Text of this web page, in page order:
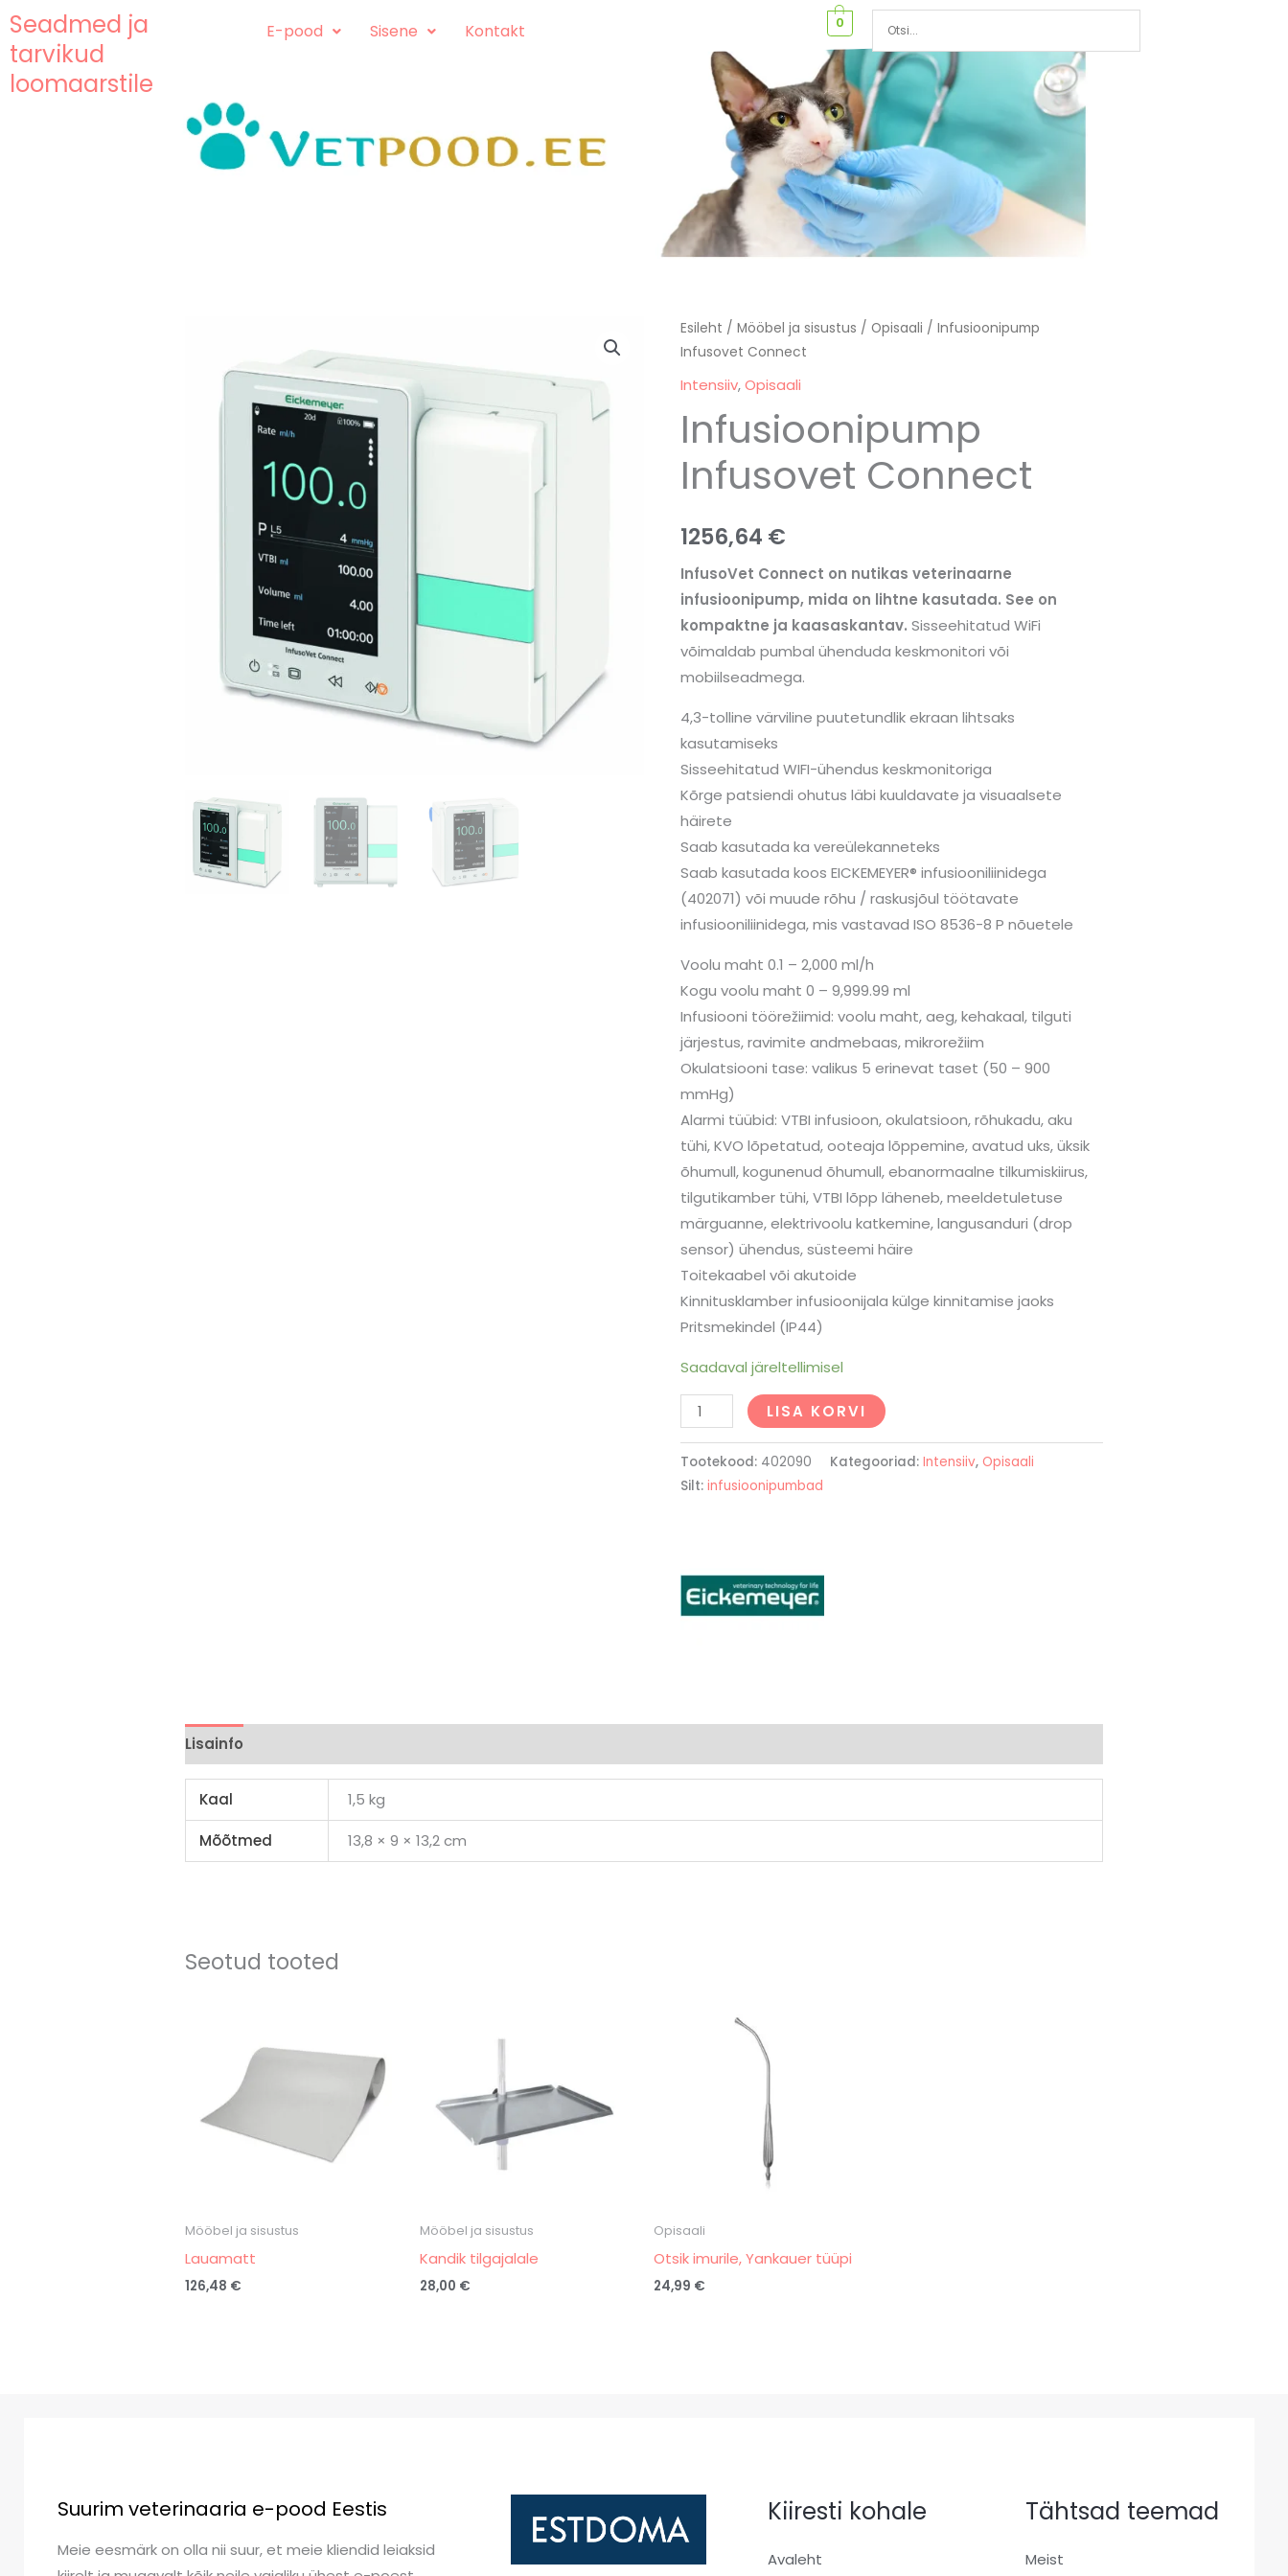
content
Skip
to
content
Seadmed ja
tarvikud
loomaarstile
E-pood Sisene Kontakt 0
Esileht /Mööbel ja sisustus /Opisaali / Infusioonipump
Infusovet Connect
Intensiiv,Opisaali
Infusioonipump
Infusovet Connect
1256,64 €
InfusoVet Connect on nutikas veterinaarne
infusioonipump, mida on lihtne kasutada. See on
kompaktne ja kaasaskantav. Sisseehitatud WiFi
võimaldab pumbal ühenduda keskmonitori või
mobiilseadmega.
4,3-tolline värviline puutetundlik ekraan lihtsaks
kasutamiseks
Sisseehitatud WIFI-ühendus keskmonitoriga
Kõrge patsiendi ohutus läbi kuuldavate ja visuaalsete
häirete
Saab kasutada ka vereülekanneteks
Saab kasutada koos EICKEMEYER® infusiooniliinidega
(402071) või muude rõhu / raskusjõul töötavate
infusiooniliinidega, mis vastavad ISO 8536-8 P nõuetele
Voolu maht 0.1 – 2,000 ml/h
Kogu voolu maht 0 – 9,999.99 ml
Infusiooni töörežiimid: voolu maht, aeg, kehakaal, tilguti
järjestus, ravimite andmebaas, mikrorežiim
Okulatsiooni tase: valikus 5 erinevat taset (50 – 900
mmHg)
Alarmi tüübid: VTBI infusioon, okulatsioon, rõhukadu, aku
tühi, KVO lõpetatud, ooteaja lõppemine, avatud uks, üksik
õhumull, kogunenud õhumull, ebanormaalne tilkumiskiirus,
tilgutikamber tühi, VTBI lõpp läheneb, meeldetuletuse
märguanne, elektrivoolu katkemine, langusanduri (drop
sensor) ühendus, süsteemi häire
Toitekaabel või akutoide
Kinnitusklamber infusioonijala külge kinnitamise jaoks
Pritsmekindel (IP44)
Saadaval järeltellimisel
Infusioonipump
Infusovet
Connect
LISA KORVI
Tootekood: 402090 Kategooriad:Intensiiv, Opisaali
Silt:infusioonipumbad
Lisainfo
Kaal 1,5 kg
Mõõtmed 13,8 × 9 × 13,2 cm
Seotud tooted
Mööbel ja sisustus
Lauamatt
126,48 €
Mööbel ja sisustus
Kandik tilgajalale
28,00 €
Opisaali
Otsik imurile, Yankauer tüüpi
24,99 €
Suurim veterinaaria e-pood Eestis
Meie eesmärk on olla nii suur, et meie kliendid leiaksid
Kiiresti kohale
Avaleht
Tähtsad teemad
Meist